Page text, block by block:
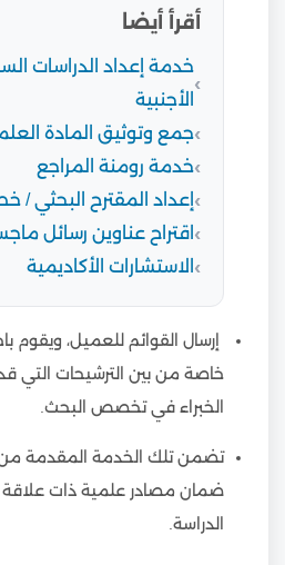
أقرأ أيضا
خدمة إعداد الدراسات
الأجنبية
جمع وتوثيق المادة
خدمة رومنة المراجع
إعداد المقترح البحثي /
اقتراح عناوين رسائل
الاستشارات الأكاديمية
إرسال القوائم للعميل، ويقوم
خاصة من بين الترشيحات التي
الخبراء في تخصص البحث.
تضمن تلك الخدمة المقدمة من
ضمان مصادر علمية ذات
الدراسة.